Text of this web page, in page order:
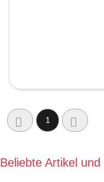
1
Beliebte Artikel und